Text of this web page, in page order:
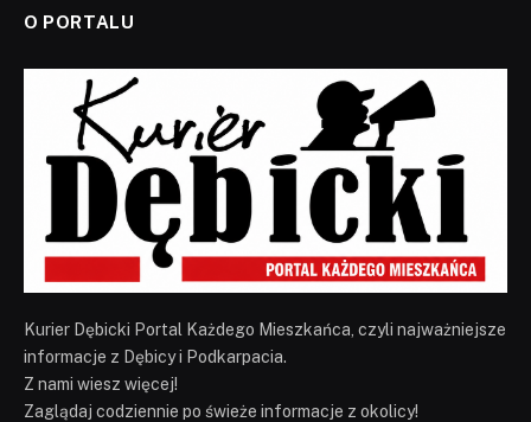
O PORTALU
Kurier Dębicki Portal Każdego Mieszkańca, czyli najważniejsze
informacje z Dębicy i Podkarpacia.
Z nami wiesz więcej!
Zaglądaj codziennie po świeże informacje z okolicy!